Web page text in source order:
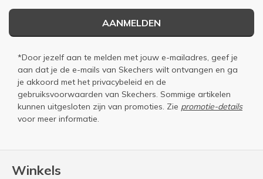
Winkels
AANMELDEN
*Door jezelf aan te melden met jouw e-mailadres, geef je
aan dat je de e-mails van Skechers wilt ontvangen en ga
je akkoord met het privacybeleid en de
gebruiksvoorwaarden van Skechers. Sommige artikelen
kunnen uitgesloten zijn van promoties. Zie promotie-details
voor meer informatie.